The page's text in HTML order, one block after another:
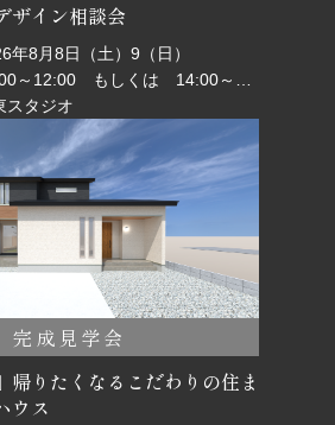
ザイン相談会
年8月8日（土）9（日）
10:00～12:00 もしくは 14:00～16:00
スタジオ
完成見学会
帰りたくなるこだわりの住ま
ウス